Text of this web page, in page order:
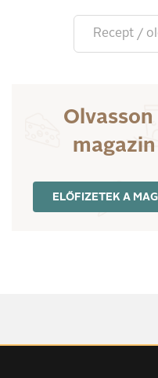
Recept /
ELŐFIZETEK A